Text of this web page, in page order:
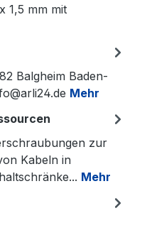
1,5 mm mit
Balgheim Baden-
Mehr
zur
Kabeln in
Mehr